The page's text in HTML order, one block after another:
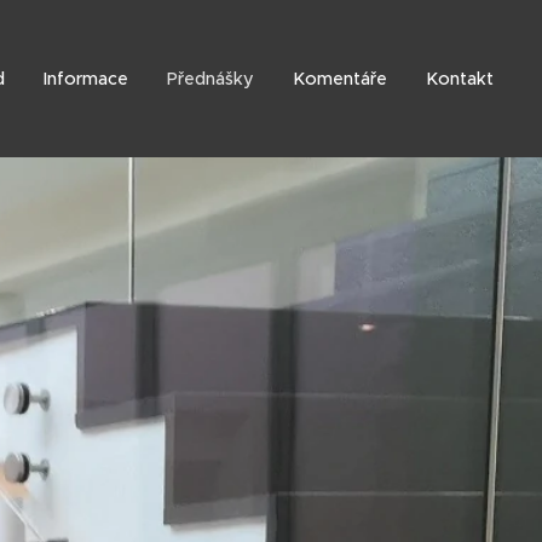
Informace Přednášky Komentáře Kontakt